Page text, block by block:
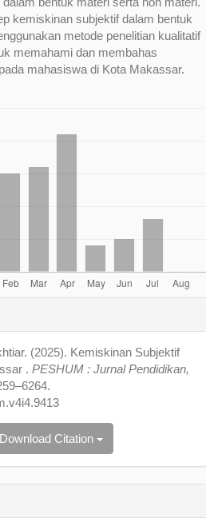
kemiskinan subjektif dalam bentuk
metode penelitian kualitatif
memahami dan membahas
mahasiswa di Kota Makassar.
(2025). Kemiskinan Subjektif
.PESHUM : Jurnal Pendidikan,
Download Citation